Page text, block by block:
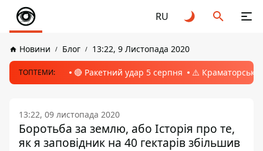
RU
Новини Блог 13:22, 9 Листопада 2020
ТОПТЕМИ: 🔴 Ракетний удар 5 серпня ⚠️ Краматорськ,
13:22, 09 листопада 2020
Боротьба за землю, або Історія про те,
як я заповідник на 40 гектарів збільшив